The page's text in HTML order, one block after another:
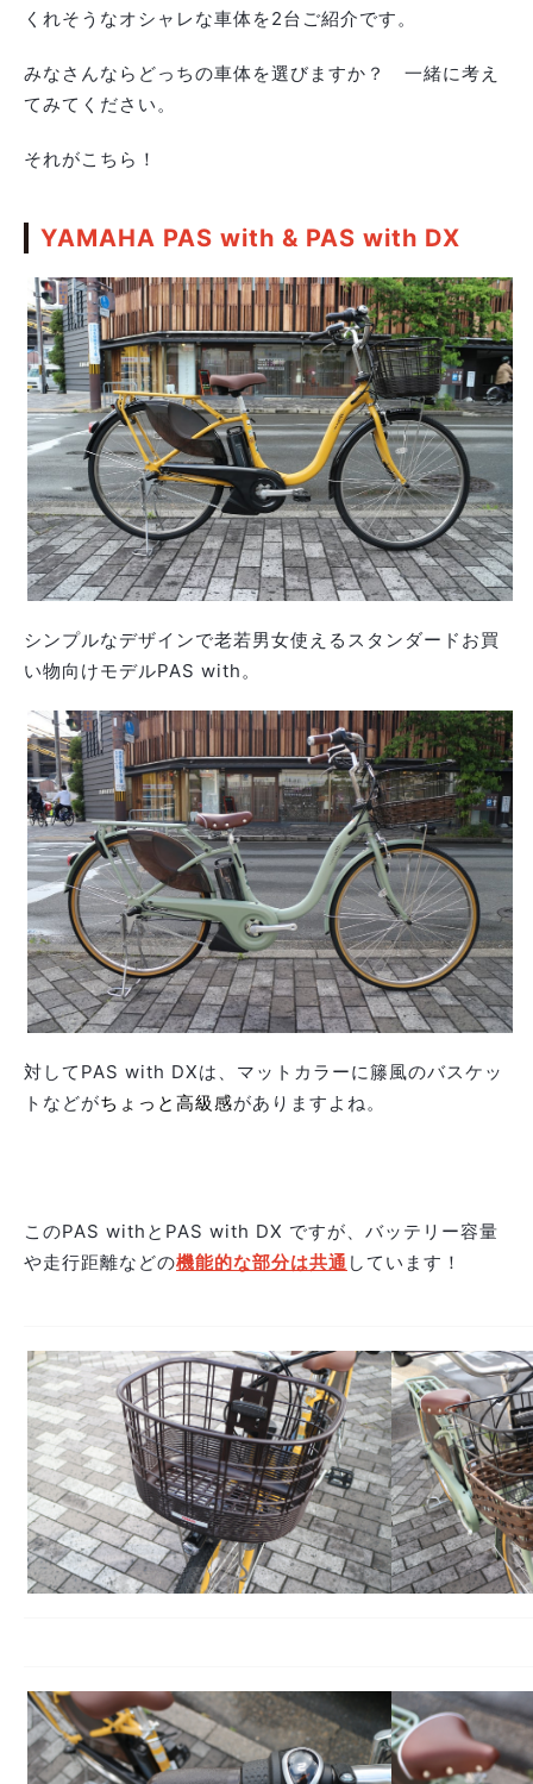
くれそうなオシャレな車体を2台ご紹介です。
みなさんならどっちの車体を選びますか？ 一緒に考え
てみてください。
それがこちら！
YAMAHA PAS with & PAS with DX
シンプルなデザインで老若男女使えるスタンダードお買
い物向けモデルPAS with。
対してPAS with DXは、マットカラーに籐風のバスケッ
トなどがちょっと高級感がありますよね。
このPAS withとPAS with DX ですが、バッテリー容量
や走行距離などの機能的な部分は共通 しています！